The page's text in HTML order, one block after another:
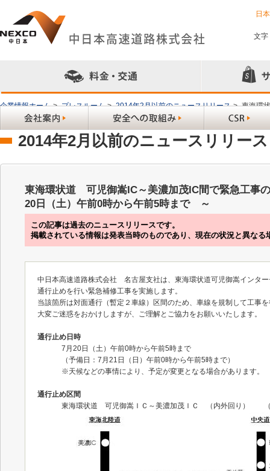
日
文字
企業情報ホーム > プレスルーム > 2014年2月以前のニュースリリース > 東海環
から午前5時まで ～
2014年2月以前のニュースリリース
東海環状道 可児御嵩IC～美濃加茂IC間で緊急工事
20日（土）午前0時から午前5時まで ～
この記事は過去のニュースリリースです。
掲載されている情報は発表当時のものであり、現在の状況と異なる
中日本高速道路株式会社 名古屋支社は、東海環状道可児御嵩インタ
通行止めを行い緊急補修工事を実施します。
当該箇所は対面通行（暫定２車線）区間のため、車線を規制して工事
大変ご迷惑をおかけしますが、ご理解とご協力をお願いいたします。
通行止め日時
7月20日（土）午前0時から午前5時まで
（予備日：7月21日（日）午前0時から午前5時まで）
※天候などの事情により、予定が変更となる場合があります。
通行止め区間
東海環状道 可児御嵩ＩＣ～美濃加茂ＩＣ （内外回り） （